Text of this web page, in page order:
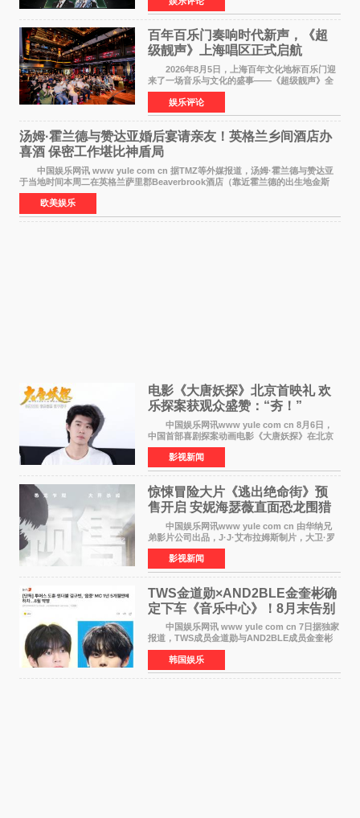
布仅21小时便获得超1亿曝光、超1000万互动。
此后，账号持续沿
百年百乐门奏响时代新声，《超
级靓声》上海唱区正式启航
2026年8月5日，上海百年文化地标百乐门迎
来了一场音乐与文化的盛事——《超级靓声》全
国励志音乐公益节目上海唱区新闻发布会暨启动
仪式在此隆重举行。各界领导、嘉宾与媒体朋友
齐聚一堂，共同
娱乐评论
汤姆·霍兰德与赞达亚婚后宴请亲友！英格兰乡间酒店办
喜酒 保密工作堪比神盾局
中国娱乐网讯 www yule com cn 据TMZ等外媒报道，汤姆·霍兰德与赞达亚
于当地时间本周二在英格兰萨里郡Beaverbrook酒店（靠近霍兰德的出生地金斯
顿）举办婚宴，邀请家人与朋友们喝喜酒，庆祝
欧美娱乐
电影《大唐妖探》北京首映礼 欢
乐探案获观众盛赞：“夯！”
中国娱乐网讯www yule com cn 8月6日，
中国首部喜剧探案动画电影《大唐妖探》在北京
举办电影首映礼。导演程腾、联合导演黄珉、总
制片人曹紫建、制片人李莹莹，配音导演张喆，
对白指导程寅，领
影视新闻
惊悚冒险大片《逃出绝命街》预
售开启 安妮海瑟薇直面恐龙围猎
中国娱乐网讯www yule com cn 由华纳兄
弟影片公司出品，J·J·艾布拉姆斯制片，大卫·罗
伯特·米切尔执导，好莱坞巨星安妮·海瑟薇和伊万
·麦克格雷格领衔主演的2026暑期惊悚冒险大片
《逃出绝
影视新闻
TWS金道勋×AND2BLE金奎彬确
定下车《音乐中心》！8月末告别
MC席位
中国娱乐网讯 www yule com cn 7日据独家
报道，TWS成员金道勋与AND2BLE成员金奎彬
将于8月离开《音乐中心》MC的位置。 金道
勋与金奎彬于去年3月与H2H A-NA一起被选为
《音乐中心》MC，约1
韩国娱乐